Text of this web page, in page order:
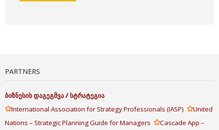
PARTNERS
ბიზნესისდაგეგმვა/სტრატეგია
✩International Association for Strategy Professionals (IASP) ✩United
Nations – Strategic Planning Guide for Managers ✩Cascade App –